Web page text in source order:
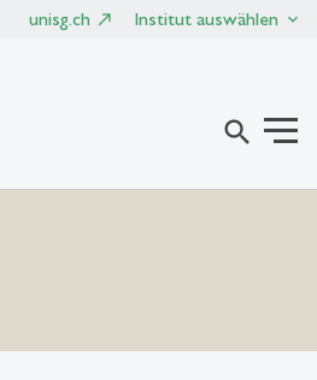
unisg.ch Institut auswählen
search